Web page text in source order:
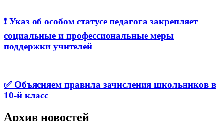
❗️ Указ об особом статусе педагога закрепляет
социальные и профессиональные меры
поддержки учителей
✅ Объясняем правила зачисления школьников в
10-й класс
Архив новостей